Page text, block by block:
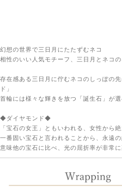
幻想の世界で三日月にたたずむネコ
相性のいい人気モチーフ、三日月とネコの
存在感ある三日月に佇むネコのしっぽの
ド」
首輪には様々な輝きを放つ「誕生石」が選
◆ダイヤモンド◆
「宝石の女王」ともいわれる、女性から
一番固い宝石と言われることから、永遠
意味他の宝石に比べ、光の屈折率が非常